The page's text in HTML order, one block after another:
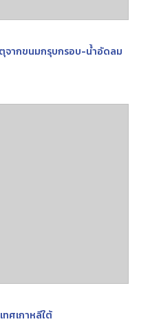
จากขนมกรุบกรอบ-น้ำอัดลม
ศเกาหลีใต้